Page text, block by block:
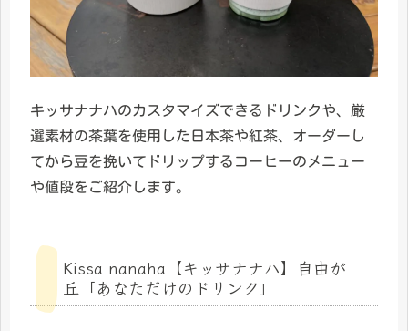
キッサナナハのカスタマイズできるドリンクや、厳
選素材の茶葉を使用した日本茶や紅茶、オーダーし
てから豆を挽いてドリップするコーヒーのメニュー
や値段をご紹介します。
Kissa nanaha【キッサナナハ】自由が
丘「あなただけのドリンク」